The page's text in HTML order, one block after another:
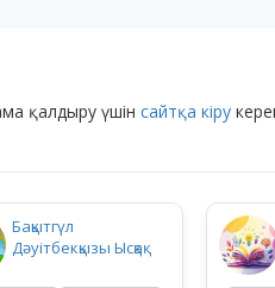
қалдыру үшінсайтқа кіру
Бақытгүл
Дәуітбекқызы Ысқақ